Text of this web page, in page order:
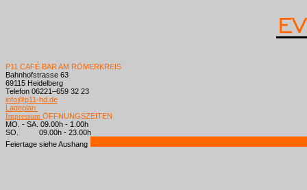
P11 CAFÉ.BAR AM RÖMERKREIS
Bahnhofstrasse 63
69115 Heidelberg
Telefon 06221–659 32 23
info@p11-hd.de
Lageplan
Impressum ÖFFNUNGSZEITEN
MO. - SA. 09.00h - 1.00h
SO. 09.00h - 23.00h
Feiertage siehe Aushang